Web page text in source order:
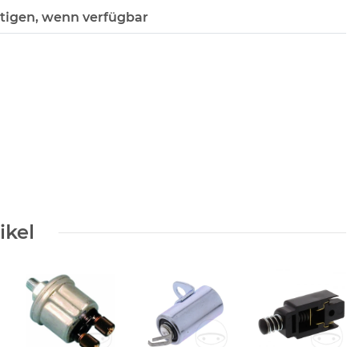
wenn verfügbar